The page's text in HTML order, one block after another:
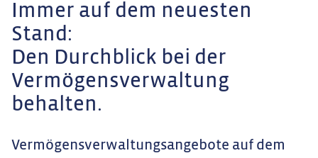
Immer auf dem neuesten
Stand:
Den Durchblick bei der
Vermögensverwaltung
behalten.
Vermögensverwaltungsangebote auf dem